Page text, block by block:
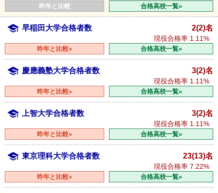
昨年と比較 合格高校一覧»
早稲田大学合格者数 2(2)名
現役合格率 1.11%
昨年と比較» 合格高校一覧»
慶應義塾大学合格者数 3(2)名
現役合格率 1.11%
昨年と比較» 合格高校一覧»
上智大学合格者数 3(2)名
現役合格率 1.11%
昨年と比較» 合格高校一覧»
東京理科大学合格者数 23(13)名
現役合格率 7.22%
昨年と比較» 合格高校一覧»